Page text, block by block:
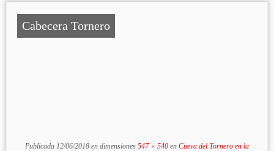
Cabecera Tornero
Publicada 12/06/2018en dimensiones547 × 540enCueva del Tornero en la